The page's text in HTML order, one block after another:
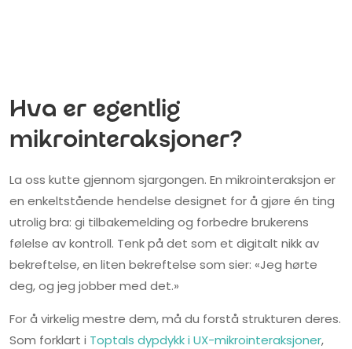
Hva er egentlig
mikrointeraksjoner?
La oss kutte gjennom sjargongen. En mikrointeraksjon er
en enkeltstående hendelse designet for å gjøre én ting
utrolig bra: gi tilbakemelding og forbedre brukerens
følelse av kontroll. Tenk på det som et digitalt nikk av
bekreftelse, en liten bekreftelse som sier: «Jeg hørte
deg, og jeg jobber med det.»
For å virkelig mestre dem, må du forstå strukturen deres.
Som forklart i Toptals dypdykk i UX-mikrointeraksjoner,